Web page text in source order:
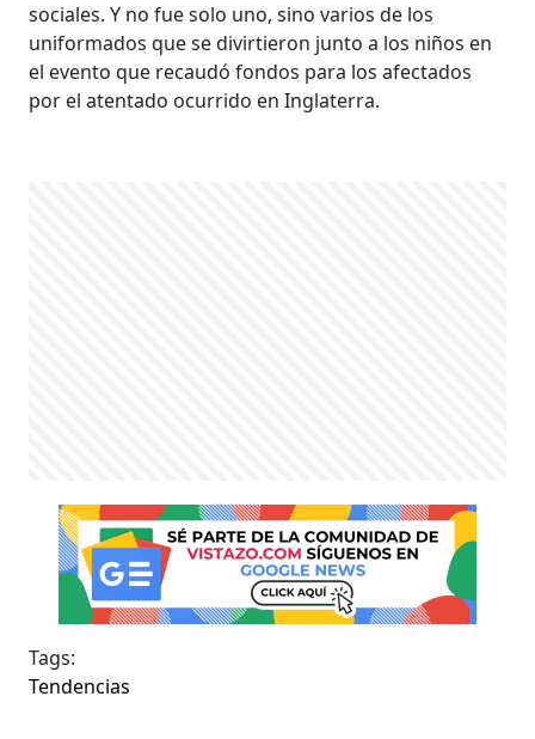
sociales. Y no fue solo uno, sino varios de los
uniformados que se divirtieron junto a los niños en
el evento que recaudó fondos para los afectados
por el atentado ocurrido en Inglaterra.
Tags:
Tendencias